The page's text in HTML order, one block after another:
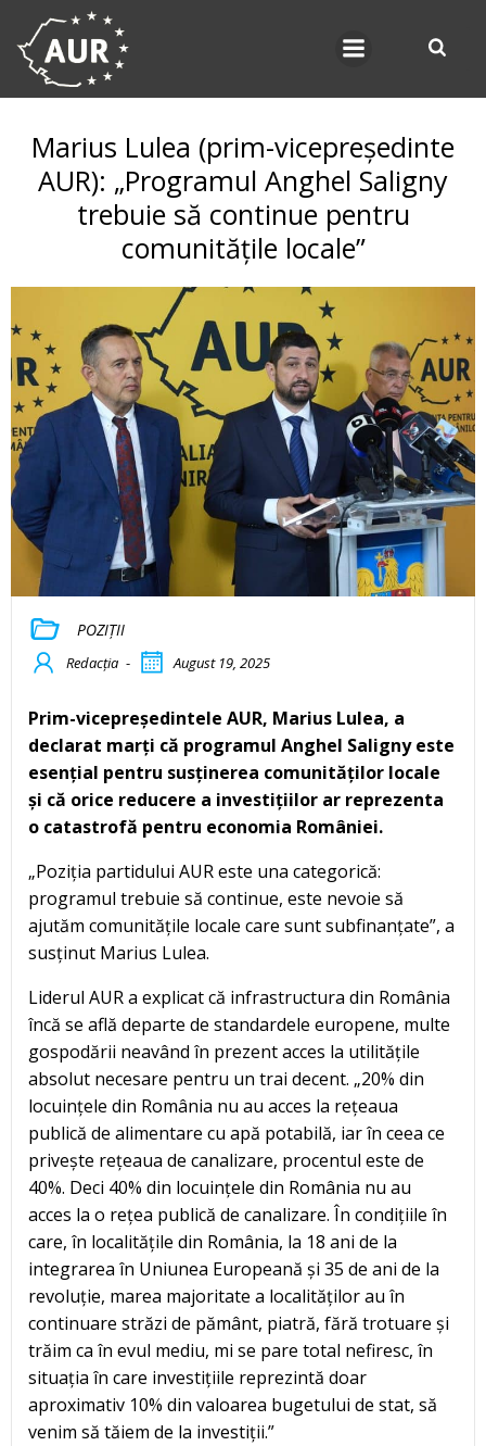
Marius Lulea (prim-vicepreședinte
AUR): „Programul Anghel Saligny
trebuie să continue pentru
comunitățile locale”
POZIȚII
Redacția - August 19, 2025
Prim-vicepreședintele AUR, Marius Lulea, a
declarat marți că programul Anghel Saligny este
esențial pentru susținerea comunităților locale
și că orice reducere a investițiilor ar reprezenta
o catastrofă pentru economia României.
„Poziția partidului AUR este una categorică:
programul trebuie să continue, este nevoie să
ajutăm comunitățile locale care sunt subfinanțate”, a
susținut Marius Lulea.
Liderul AUR a explicat că infrastructura din România
încă se află departe de standardele europene, multe
gospodării neavând în prezent acces la utilitățile
absolut necesare pentru un trai decent. „20% din
locuințele din România nu au acces la rețeaua
publică de alimentare cu apă potabilă, iar în ceea ce
privește rețeaua de canalizare, procentul este de
40%. Deci 40% din locuințele din România nu au
acces la o rețea publică de canalizare. În condițiile în
care, în localitățile din România, la 18 ani de la
integrarea în Uniunea Europeană și 35 de ani de la
revoluție, marea majoritate a localităților au în
continuare străzi de pământ, piatră, fără trotuare și
trăim ca în evul mediu, mi se pare total nefiresc, în
situația în care investițiile reprezintă doar
aproximativ 10% din valoarea bugetului de stat, să
venim să tăiem de la investiții.”